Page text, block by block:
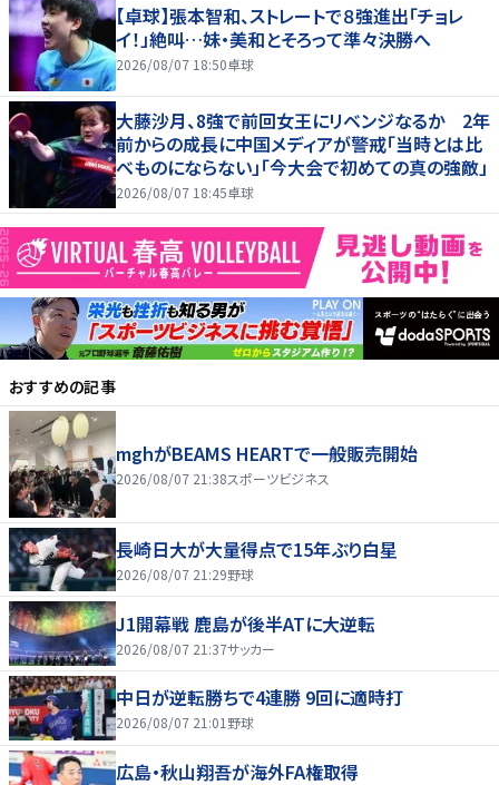
【卓球】張本智和、ストレートで８強進出「チョレ
イ！」絶叫…妹・美和とそろって準々決勝へ
2026/08/07 18:50卓球
大藤沙月、8強で前回女王にリベンジなるか 2年
前からの成長に中国メディアが警戒「当時とは比
べものにならない」「今大会で初めての真の強敵」
2026/08/07 18:45卓球
おすすめの記事
mghがBEAMS HEARTで一般販売開始
2026/08/07 21:38スポーツビジネス
長崎日大が大量得点で15年ぶり白星
2026/08/07 21:29野球
J1開幕戦 鹿島が後半ATに大逆転
2026/08/07 21:37サッカー
中日が逆転勝ちで4連勝 9回に適時打
2026/08/07 21:01 野球
広島・秋山翔吾が海外FA権取得